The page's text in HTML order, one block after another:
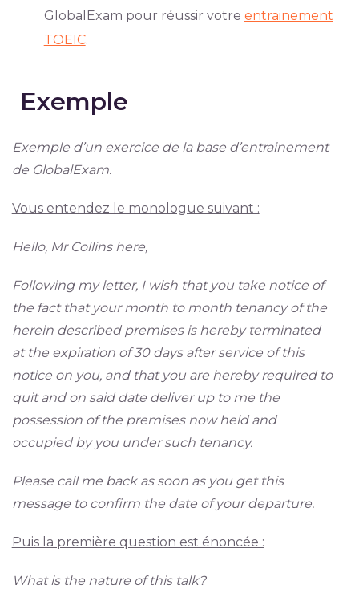
GlobalExam pour réussir votre entrainement
TOEIC.
Exemple
Exemple d’un exercice de la base d’entrainement
de GlobalExam.
Vous entendez le monologue suivant :
Hello, Mr Collins here,
Following my letter, I wish that you take notice of
the fact that your month to month tenancy of the
herein described premises is hereby terminated
at the expiration of 30 days after service of this
notice on you, and that you are hereby required to
quit and on said date deliver up to me the
possession of the premises now held and
occupied by you under such tenancy.
Please call me back as soon as you get this
message to confirm the date of your departure.
Puis la première question est énoncée :
What is the nature of this talk?